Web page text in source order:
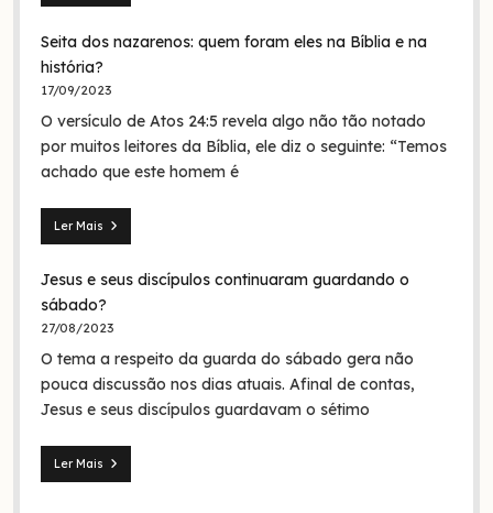
Mateus
O
batismo
de
era
em
nome
da
Seita dos nazarenos: quem foram eles na Bíblia e na
história?
17/09/2023
O versículo de Atos 24:5 revela algo não tão notado
por muitos leitores da Bíblia, ele diz o seguinte: “Temos
achado que este homem é
Ler Mais
Seita
nazarenos:
quem
foram
na
Bíblia
na
Jesus e seus discípulos continuaram guardando o
sábado?
27/08/2023
O tema a respeito da guarda do sábado gera não
pouca discussão nos dias atuais. Afinal de contas,
Jesus e seus discípulos guardavam o sétimo
Ler Mais
Jesus